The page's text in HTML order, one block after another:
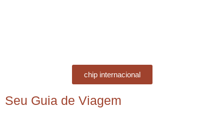
chip internacional
Seu Guia de Viagem